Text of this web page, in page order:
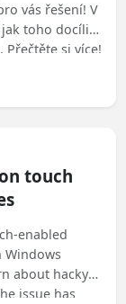
vás řešení! V
jak toho docílit
si více!
touch
enabled
about hacky
issue has